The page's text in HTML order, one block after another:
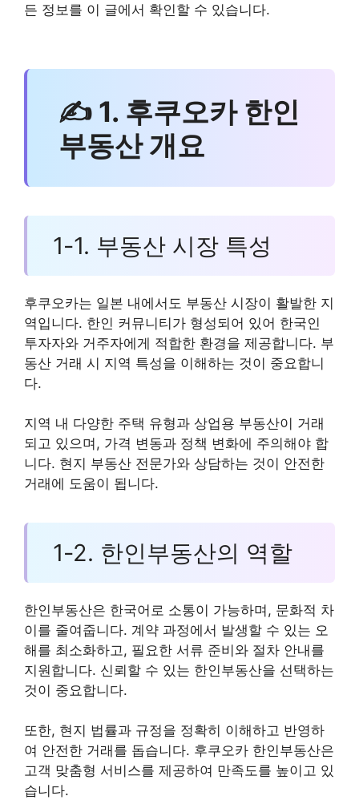
든 정보를 이 글에서 확인할 수 있습니다.
✍ 1. 후쿠오카 한인
부동산 개요
1-1. 부동산 시장 특성
후쿠오카는 일본 내에서도 부동산 시장이 활발한 지
역입니다. 한인 커뮤니티가 형성되어 있어 한국인
투자자와 거주자에게 적합한 환경을 제공합니다. 부
동산 거래 시 지역 특성을 이해하는 것이 중요합니
다.
지역 내 다양한 주택 유형과 상업용 부동산이 거래
되고 있으며, 가격 변동과 정책 변화에 주의해야 합
니다. 현지 부동산 전문가와 상담하는 것이 안전한
거래에 도움이 됩니다.
1-2. 한인부동산의 역할
한인부동산은 한국어로 소통이 가능하며, 문화적 차
이를 줄여줍니다. 계약 과정에서 발생할 수 있는 오
해를 최소화하고, 필요한 서류 준비와 절차 안내를
지원합니다. 신뢰할 수 있는 한인부동산을 선택하는
것이 중요합니다.
또한, 현지 법률과 규정을 정확히 이해하고 반영하
여 안전한 거래를 돕습니다. 후쿠오카 한인부동산은
고객 맞춤형 서비스를 제공하여 만족도를 높이고 있
습니다.